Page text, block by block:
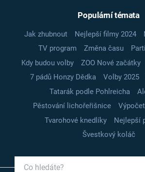
Populární témata
Jak zhubnout Nejlepší filmy 2024
TV program
Změna času
Kdy budou volby
ZOO Nové začátky
7 pádů Honzy Dědka
Volby 2025
Tatarák podle Pohlreicha
Pěstování lichořeřišnice
Tvarohové knedlíky
Nejlepší
Švestkový koláč